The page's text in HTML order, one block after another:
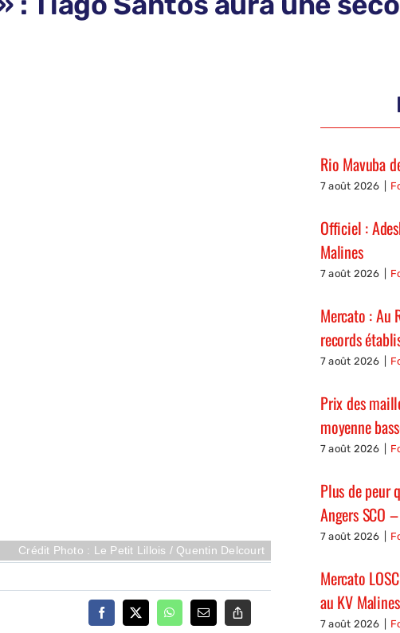
Crédit Photo : Le Petit Lillois / Quentin Delcourt
Rio Mavuba
7 août 2026
Officiel :
Malines
7 août 2026
Mercato : Au
records
7 août 2026
Prix des
moyenne
7 août 2026
Plus de peur
Angers SCO
7 août 2026
Mercato
au KV Malines
7 août 2026